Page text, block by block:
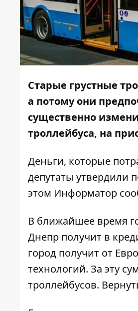
Старые грустные
а потому они
существенно
троллейбуса, на
Деньги, которые
депутаты утвердили
этом Информатор
В ближайшее время
Днепр получит в
город получит от
технологий. За эту
троллейбусов.